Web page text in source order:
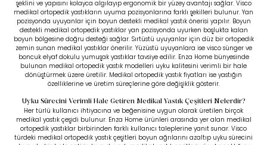
şeklini ve yapısını kolayca algılayıp ergonomik bir yüzey avantajı sağlar. Visco
medikal ortopedik yastıkların uyuma pozisyonlarına farklı şekilleri bulunur. Yan
pozisyonda uyuyanlar için boyun destekli medikal yastık önerisi yapılır. Boyun
destekli medikal ortopedik yastıklar yan pozisyonda uyurken boşlukta kalan
boyun bölgesine doğru desteği sağlar. Sırtüstü uyuyanlar için düz bir ortopedik
zemin sunan medikal yastıklar önerilir. Yüzüstü uyuyanlara ise visco sünger ve
boncuk elyaf dokulu yumuşak yastıklar tavsiye edilir. Enza Home bünyesinde
bulunan medikal ortopedik yastık modelleri uyku kalitesini verimli bir hale
dönüştürmek üzere üretilir. Medikal ortopedik yastık fiyatları ise yastığın
özelliklerine ve üretim süreçlerine göre değişiklik gösterir.
Uyku Sürecini Verimli Hale Getiren Medikal Yastık Çeşitleri Nelerdir?
Her türlü kullanıcı ihtiyacına ve beğenisine uygun olarak üretilen birçok
medikal yastık çeşidi bulunur. Enza Home ürünleri arasında yer alan medikal
ortopedik yastıklar birbirinden farklı kullanıcı taleplerine yanıt sunar. Visco
türdeki medikal ortopedik yastık çeşitleri boyun ağrılarını azaltıp uyku sürecini